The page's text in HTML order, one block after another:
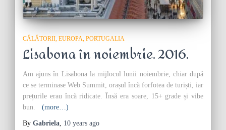
CĂLĂTORII EUROPA PORTUGALIA
Lisabona în noiembrie. 2016.
Am ajuns în Lisabona la mijlocul lunii noiembrie, chiar după
ce se terminase Web Summit, orașul încă forfotea de turiști, iar
prețurile erau încă ridicate. Însă era soare, 15+ grade și vibe
bun.
(more…)
By Gabriela, 10 years ago